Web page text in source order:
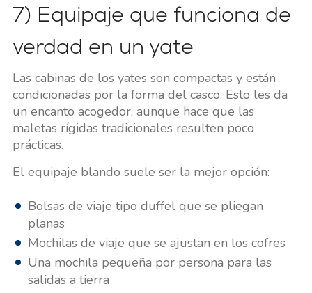
7) Equipaje que funciona de
verdad en un yate
Las cabinas de los yates son compactas y están
condicionadas por la forma del casco. Esto les da
un encanto acogedor, aunque hace que las
maletas rígidas tradicionales resulten poco
prácticas.
El equipaje blando suele ser la mejor opción:
Bolsas de viaje tipo duffel que se pliegan
planas
Mochilas de viaje que se ajustan en los cofres
Una mochila pequeña por persona para las
salidas a tierra